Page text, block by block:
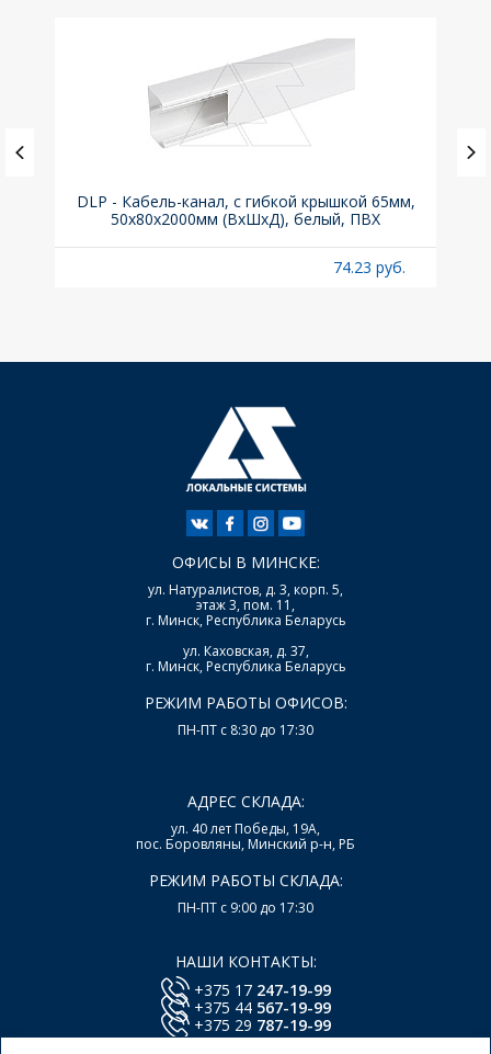
DLP - Кабель-канал, с гибкой крышкой 65мм,
50x80х2000мм (ВхШхД), белый, ПВХ
74.23 руб.
ОФИСЫ В МИНСКЕ:
ул. Натуралистов, д. 3, корп. 5,
этаж 3, пом. 11,
г. Минск, Республика Беларусь
ул. Каховская, д. 37,
г. Минск, Республика Беларусь
РЕЖИМ РАБОТЫ ОФИСОВ:
ПН-ПТ с 8:30 до 17:30
АДРЕС СКЛАДА:
ул. 40 лет Победы, 19А,
пос. Боровляны, Минский р-н, РБ
РЕЖИМ РАБОТЫ СКЛАДА:
ПН-ПТ с 9:00 до 17:30
НАШИ КОНТАКТЫ:
+375 17 247-19-99
+375 44 567-19-99
+375 29 787-19-99